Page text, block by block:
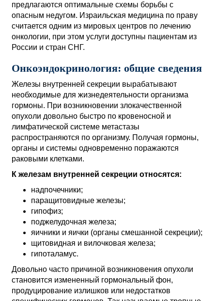
предлагаются оптимальные схемы борьбы с
опасным недугом. Израильская медицина по праву
считается одним из мировых центров по лечению
онкологии, при этом услуги доступны пациентам из
России и стран СНГ.
Онкоэндокринология: общие сведения
Железы внутренней секреции вырабатывают
необходимые для жизнедеятельности организма
гормоны. При возникновении злокачественной
опухоли довольно быстро по кровеносной и
лимфатической системе метастазы
распространяются по организму. Получая гормоны,
органы и системы одновременно поражаются
раковыми клетками.
К железам внутренней секреции относятся:
надпочечники;
паращитовидные железы;
гипофиз;
поджелудочная железа;
яичники и яички (органы смешанной секреции);
щитовидная и вилочковая железа;
гипоталамус.
Довольно часто причиной возникновения опухоли
становится измененный гормональный фон,
продуцирование излишков или недостатков